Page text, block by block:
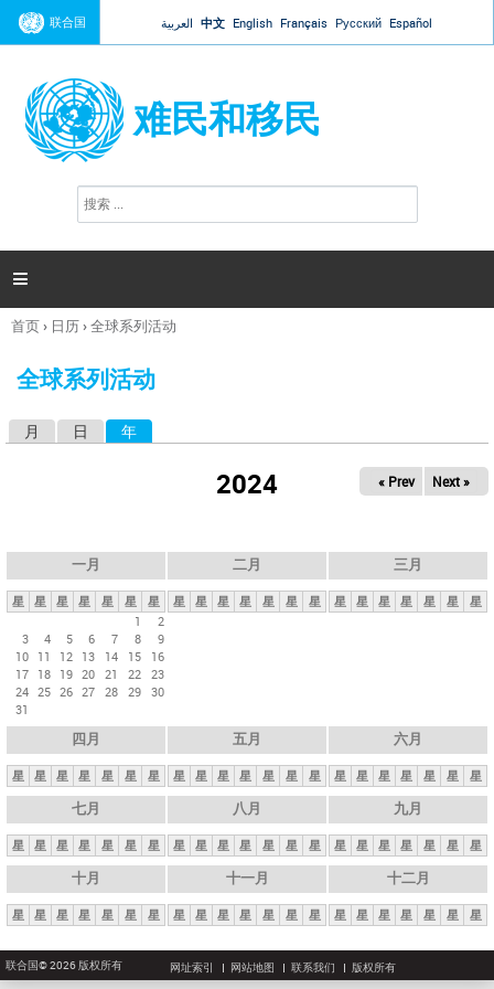
Jump to navigation
联合国 العربية 中文 English Français Русский Español
难民和移民
搜
索

你
这
首页› 日历›全球系列活动
全球系列活动
月 日 年
2024 « Prev Next »
一月
星 星 星 星 星 星
星
1
2
3
4 5 6 7 8
9
10 11 12 13 14 15
16
17 18 19 20 21 22 23
24 25 26 27 28 29 30
31
二月
星 星 星 星 星 星 星
三月
星 星 星 星 星 星 星
四月
星 星 星 星 星 星 星
五月
星 星 星 星 星 星 星
六月
星 星 星 星 星 星 星
七月
星 星 星 星 星 星 星
八月
星 星 星 星 星 星 星
九月
星 星 星 星 星 星 星
十月
星 星 星 星 星 星 星
十一月
星 星 星 星 星 星 星
十二月
星 星 星 星 星 星 星
联合国© 2026 版权所有 网址索引 网站地图 联系我们 版权所有